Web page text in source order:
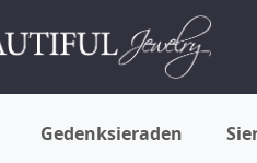
Gedenksieraden